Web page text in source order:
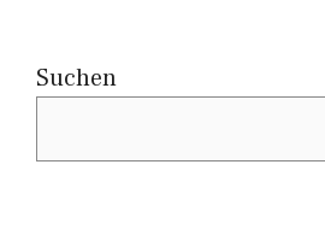
Suchen